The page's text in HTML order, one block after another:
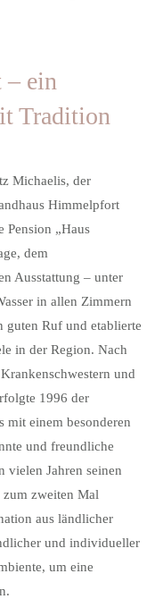
ein
Tradition
Michaelis, der
Himmelpfort
Pension „Haus
dem
Ausstattung – unter
in allen Zimmern
guten Ruf und etablierte
in der Region. Nach
und
1996 der
mit einem besonderen
und freundliche
vielen Jahren seinen
zum zweiten Mal
aus ländlicher
und individueller
um eine